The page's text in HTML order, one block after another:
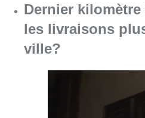
Dernier
les livraisons
ville?